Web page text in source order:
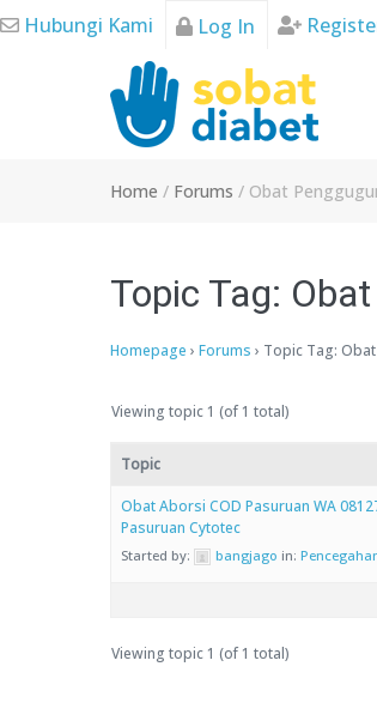
SkipHubungi Kami Log In
Home / Forums / Obat
Topic Tag:
Homepage › Forums › Topic Tag:
Viewing topic 1 (of 1 total)
Topic
Obat Aborsi COD Pasuruan WA
Pasuruan Cytotec
Started by: bangjago in:
Viewing topic 1 (of 1 total)